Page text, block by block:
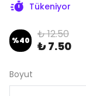
Tükeniyor
%40 ₺ 12.50
₺ 7.50
Boyut